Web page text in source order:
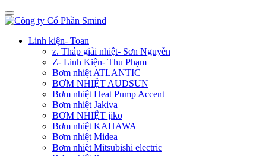
Linh kiện- Toan
z. Tháp giải nhiệt- Sơn Nguyễn
Z- Linh Kiện- Thu Phạm
Bơm nhiệt ATLANTIC
BƠM NHIỆT AUDSUN
Bơm nhiệt Heat Pump Accent
Bơm nhiệt Jakiva
BƠM NHIỆT jiko
Bơm nhiệt KAHAWA
Bơm nhiệt Midea
Bơm nhiệt Mitsubishi electric